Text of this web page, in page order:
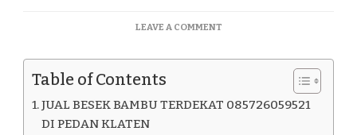
LEAVE A COMMENTON
085726059521
Table of Contents
JUAL BESEK BAMBU TERDEKAT 085726059521
DI PEDAN KLATEN